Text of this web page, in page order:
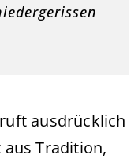
ausdrücklich
Tradition,